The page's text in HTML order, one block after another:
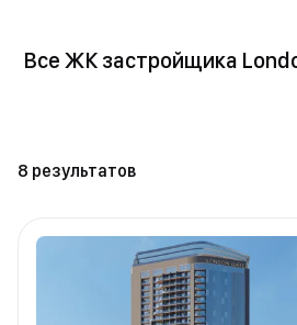
Все ЖК застройщика
8 результатов